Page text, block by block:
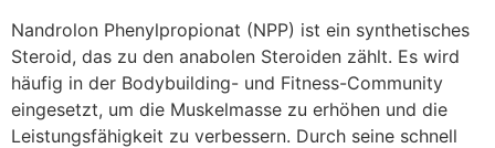
Nandrolon Phenylpropionat (NPP) ist ein synthetisches
Steroid, das zu den anabolen Steroiden zählt. Es wird
häufig in der Bodybuilding- und Fitness-Community
eingesetzt, um die Muskelmasse zu erhöhen und die
Leistungsfähigkeit zu verbessern. Durch seine schnell